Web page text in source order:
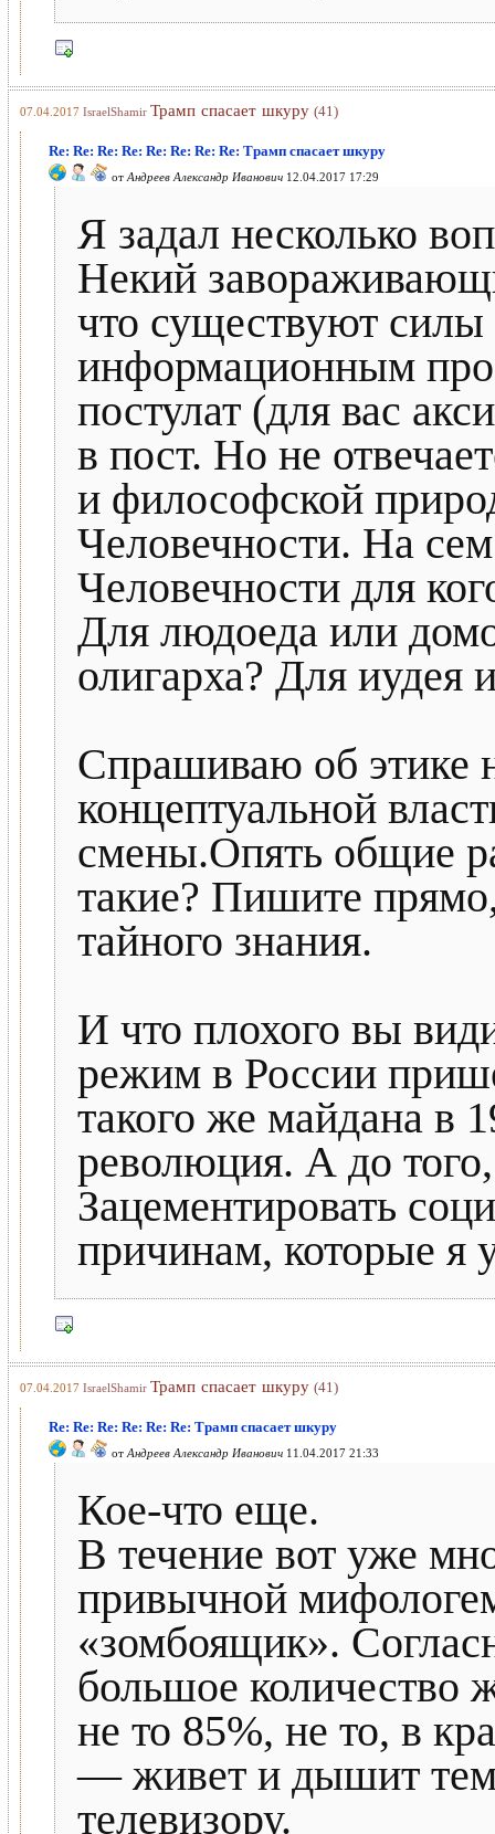
07.04.2017 IsraelShamir Трамп спасает шкуру (41)
Re: Re: Re: Re: Re: Re: Re: Re: Трамп спасает шкуру
от Андреев Александр Иванович 12.04.2017 17:29
Я задал несколько
Некий
что существуют силы
информационным
постулат (для вас
в пост. Но не
и философской
Человечности. На
Человечности для
Для людоеда или
олигарха? Для иудея
Спрашиваю об этике
концептуальной
смены.Опять общие
такие? Пишите
тайного знания.
И что плохого вы
режим в России
такого же майдана в
революция. А до
Зацементировать
причинам, которые я
07.04.2017 IsraelShamir Трамп спасает шкуру (41)
Re: Re: Re: Re: Re: Re: Трамп спасает шкуру
от Андреев Александр Иванович 11.04.2017 21:33
Кое-что еще.
В течение вот уже
привычной
«зомбоящик».
большое количество
не то 85%, не то, в
— живет и дышит
телевизору.